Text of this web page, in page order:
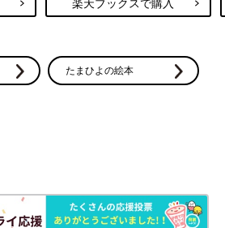
たまひよの絵本